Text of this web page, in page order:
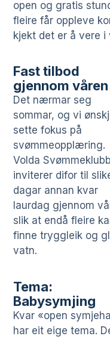
open og gratis
fleire får oppleve
kjekt det er å vere i
Fast tilbod
gjennom våren
Det nærmar seg
sommar, og vi
sette fokus på
svømmeopplæring.
Volda Svømmeklubb
inviterer difor til
dagar annan kvar
laurdag gjennom
slik at endå fleire
finne tryggleik og
vatn.
Tema:
Babysymjing
Kvar «open
har eit eige tema.